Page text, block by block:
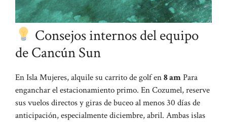
Consejos internos del equipo
de Cancún Sun
En Isla Mujeres, alquile su carrito de golf en8 amPara
enganchar el estacionamiento primo. En Cozumel, reserve
sus vuelos directos y giras de buceo al menos 30 días de
anticipación, especialmente diciembre, abril. Ambas islas